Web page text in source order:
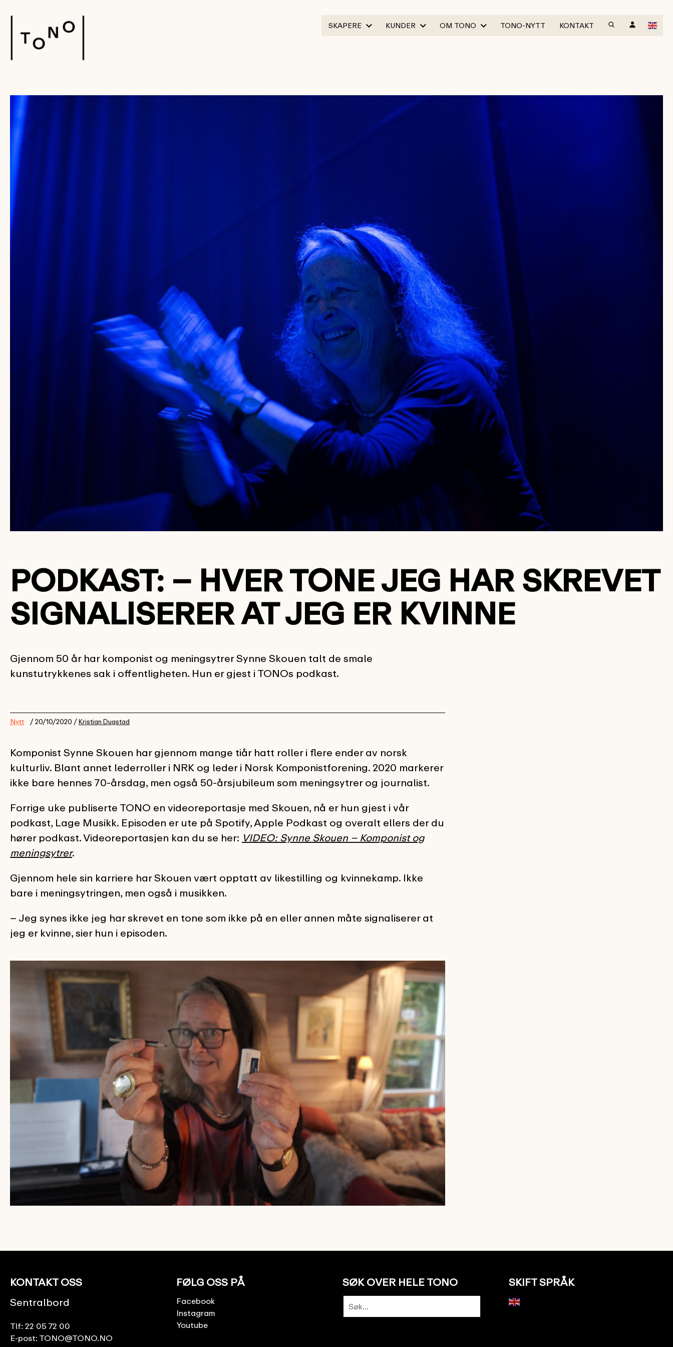
SKAPERE KUNDER OM TONO TONO-NYTT KONTAKT
PODKAST: – HVER TONE JEG HAR SKREVET
SIGNALISERER AT JEG ER KVINNE
Gjennom 50 år har komponist og meningsytrer Synne Skouen talt de smale
kunstutrykkenes sak i offentligheten. Hun er gjest i TONOs podkast.
Nytt / 20/10/2020 /Kristian Dugstad
Komponist Synne Skouen har gjennom mange tiår hatt roller i flere ender av norsk
kulturliv. Blant annet lederroller i NRK og leder i Norsk Komponistforening. 2020 markerer
ikke bare hennes 70-årsdag, men også 50-årsjubileum som meningsytrer og journalist.
Forrige uke publiserte TONO en videoreportasje med Skouen, nå er hun gjest i vår
podkast, Lage Musikk. Episoden er ute på Spotify, Apple Podkast og overalt ellers der du
hører podkast. Videoreportasjen kan du se her: VIDEO: Synne Skouen – Komponist og
meningsytrer.
Gjennom hele sin karriere har Skouen vært opptatt av likestilling og kvinnekamp. Ikke
bare i meningsytringen, men også i musikken.
– Jeg synes ikke jeg har skrevet en tone som ikke på en eller annen måte signaliserer at
jeg er kvinne, sier hun i episoden.
KONTAKT OSS
Sentralbord
Tlf: 22 05 72 00
E-post: TONO@TONO.NO
FØLG OSS PÅ
Facebook
Instagram
Youtube
SØK OVER HELE TONO SKIFT SPRÅK